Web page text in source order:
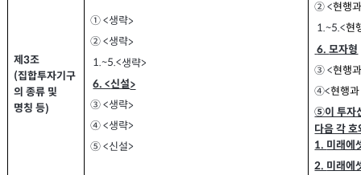
제3조
(집합투자기구
의 종류 및
명칭 등)
① <생략>
② <생략>
1.~5.<생략>
6. <신설>
③ <생략>
④<생략>
⑤<신설>
② <현행
1.~5.<현
6.모자형
③ <현행
④<현행
⑤이 투자
다음 각 호
1. 미래에
2. 미래에